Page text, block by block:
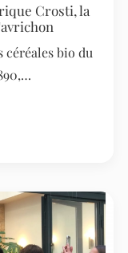
Crosti, la
céréales bio du